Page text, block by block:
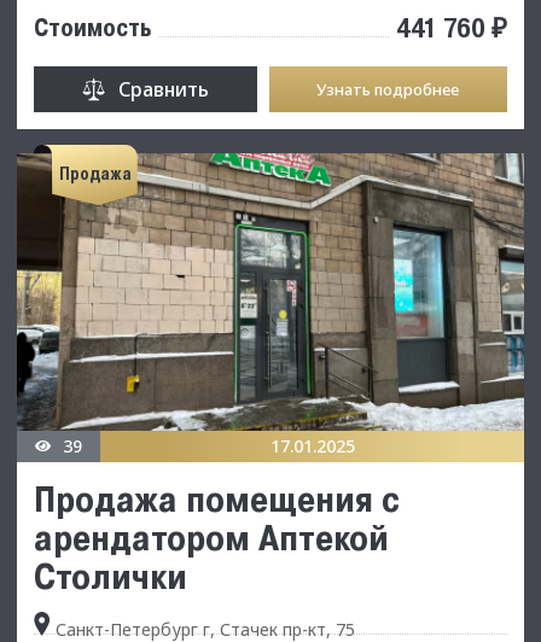
Стоимость 441 760 ₽
Сравнить Узнать подробнее
Продажа
39 17.01.2025
Продажа помещения с
арендатором Аптекой
Столички
Санкт-Петербург г, Стачек пр-кт, 75